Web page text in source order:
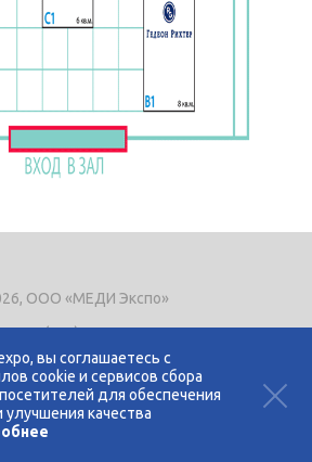
вы соглашаетесь с
cookie и сервисов сбора
для обеспечения
качества
ООО «МЕДИ Экспо»
+7 (495) 721-8866
expo@mediexpo.ru
Контакты
использования cookies
конфиденциальности